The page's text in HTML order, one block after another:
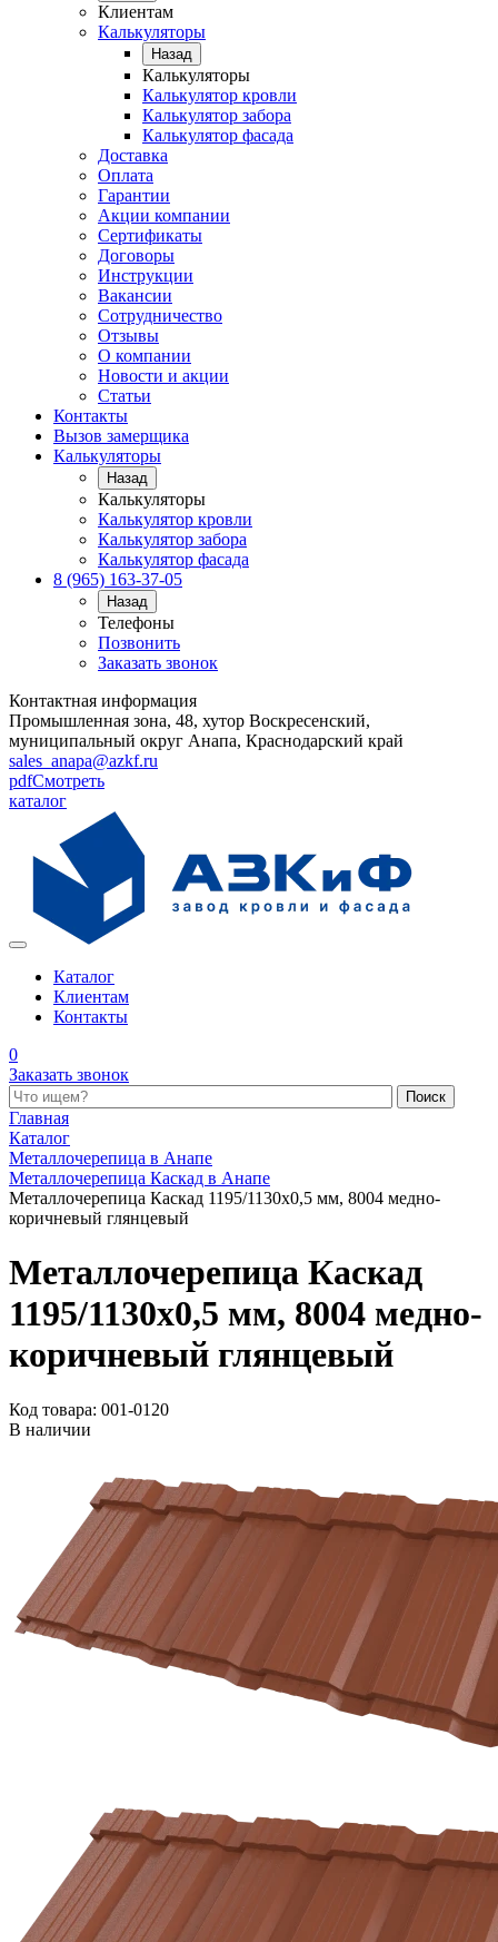
Клиентам
Калькуляторы
Назад
Калькуляторы
Калькулятор кровли
Калькулятор забора
Калькулятор фасада
Доставка
Оплата
Гарантии
Акции компании
Сертификаты
Договоры
Инструкции
Вакансии
Сотрудничество
Отзывы
О компании
Новости и акции
Статьи
Контакты
Вызов замерщика
Калькуляторы
Назад
Калькуляторы
Калькулятор кровли
Калькулятор забора
Калькулятор фасада
8 (965) 163-37-05
Назад
Телефоны
Позвонить
Заказать звонок
Контактная информация
Промышленная зона, 48, хутор Воскресенский,
муниципальный округ Анапа, Краснодарский край
sales_anapa@azkf.ru
pdfСмотреть
каталог
Каталог
Клиентам
Контакты
0
Заказать звонок
Поиск по каталогу
Главная
Каталог
Металлочерепица в Анапе
Металлочерепица Каскад в Анапе
Металлочерепица Каскад 1195/1130x0,5 мм, 8004 медно-
коричневый глянцевый
Металлочерепица Каскад
1195/1130x0,5 мм, 8004 медно-
коричневый глянцевый
Код товара: 001-0120
В наличии